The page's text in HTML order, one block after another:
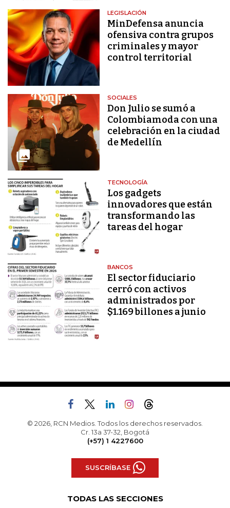
LEGISLACIÓN
MinDefensa anuncia
ofensiva contra grupos
criminales y mayor
control territorial
SOCIALES
Don Julio se sumó a
Colombiamoda con una
celebración en la ciudad
de Medellín
TECNOLOGÍA
Los gadgets
innovadores que están
transformando las
tareas del hogar
BANCOS
El sector fiduciario
cerró con activos
administrados por
$1.169 billones a junio
© 2026, RCN Medios. Todos los derechos reservados.
Cr. 13a 37-32, Bogotá
(+57) 1 4227600
SUSCRÍBASE
TODAS LAS SECCIONES